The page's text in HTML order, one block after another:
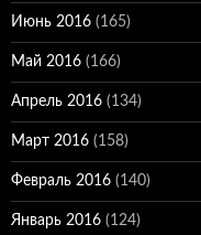
Июнь 2016 (165)
Май 2016 (166)
Апрель 2016 (134)
Март 2016 (158)
Февраль 2016 (140)
Январь 2016 (124)